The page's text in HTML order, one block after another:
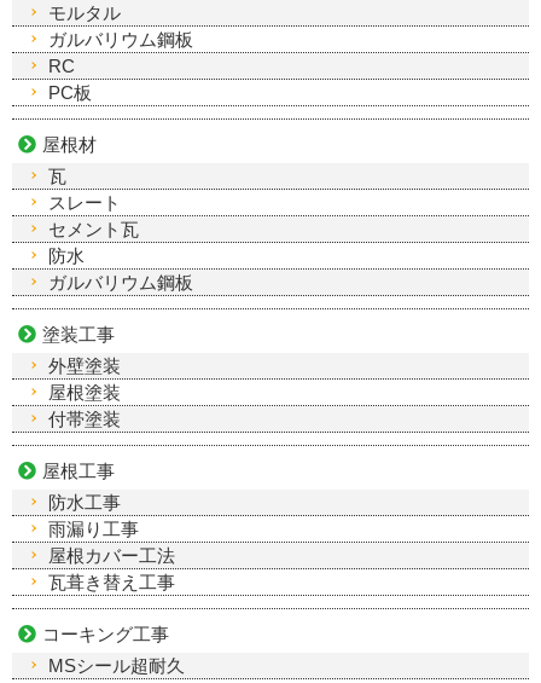
モルタル
ガルバリウム鋼板
RC
PC板
屋根材
瓦
スレート
セメント瓦
防水
ガルバリウム鋼板
塗装工事
外壁塗装
屋根塗装
付帯塗装
屋根工事
防水工事
雨漏り工事
屋根カバー工法
瓦葺き替え工事
コーキング工事
MSシール超耐久